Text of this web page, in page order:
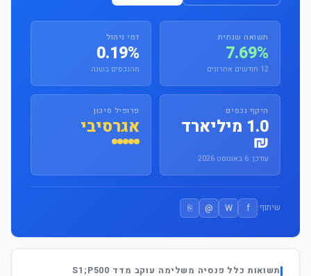
תשואה שנתית
7.69%
12 חודשים אחרונים
דמי ניהול
0.19%
מהנכסים בשנה
היקף נכסים
1.0 מיליארד
₪
עודכן: 6 באוגוסט 2026
פרופיל סיכון
אגרסיבי
שיתוף: f
W
@
⎘
תשואות כלל פנסיה משלימה עוקב מדד S1;P500